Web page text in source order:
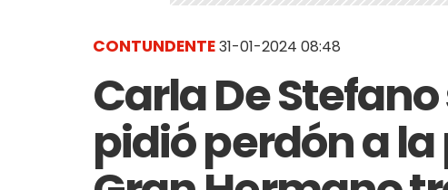
CONTUNDENTE31-01-2024 08:48
Carla De
pidió perdón a